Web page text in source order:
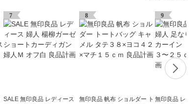
7
SALE 無印良品 レディース
8
無印良品 帆布 ショルダー ト
9
無印良品 レデ